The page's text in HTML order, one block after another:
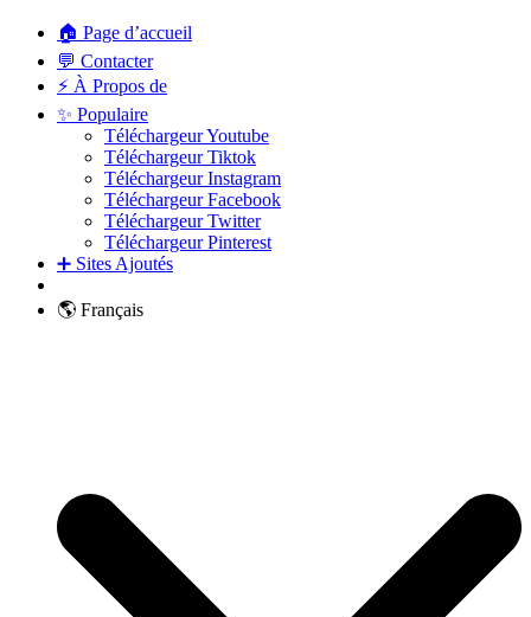
🏠 Page d’accueil
💬 Contacter
⚡ À Propos de
✨ Populaire
Téléchargeur Youtube
Téléchargeur Tiktok
Téléchargeur Instagram
Téléchargeur Facebook
Téléchargeur Twitter
Téléchargeur Pinterest
➕ Sites Ajoutés
🌎 Français